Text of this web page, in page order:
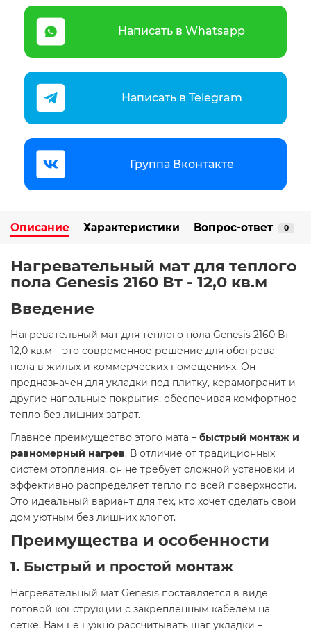
Написать в Whatsapp
Написать в Telegram
Группа Вконтакте
Описание Характеристики Вопрос-ответ 0
Нагревательный мат для теплого
пола Genesis 2160 Вт - 12,0 кв.м
Введение
Нагревательный мат для теплого пола Genesis 2160 Вт -
12,0 кв.м – это современное решение для обогрева
пола в жилых и коммерческих помещениях. Он
предназначен для укладки под плитку, керамогранит и
другие напольные покрытия, обеспечивая комфортное
тепло без лишних затрат.
Главное преимущество этого мата – быстрый монтаж и
равномерный нагрев. В отличие от традиционных
систем отопления, он не требует сложной установки и
эффективно распределяет тепло по всей поверхности.
Это идеальный вариант для тех, кто хочет сделать свой
дом уютным без лишних хлопот.
Преимущества и особенности
1. Быстрый и простой монтаж
Нагревательный мат Genesis поставляется в виде
готовой конструкции с закреплённым кабелем на
сетке. Вам не нужно рассчитывать шаг укладки –